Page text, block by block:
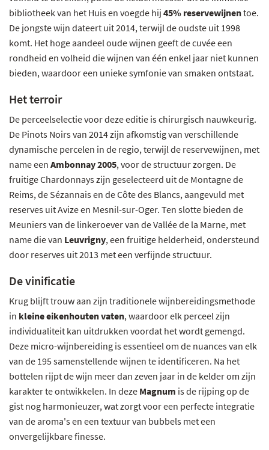
bibliotheek van het Huis en voegde hij 45% reservewijnentoe.
De jongste wijn dateert uit 2014, terwijl de oudste uit 1998
komt. Het hoge aandeel oude wijnen geeft de cuvée een
rondheid en volheid die wijnen van één enkel jaar niet kunnen
bieden, waardoor een unieke symfonie van smaken ontstaat.
Het terroir
De perceelselectie voor deze editie is chirurgisch nauwkeurig.
De Pinots Noirs van 2014 zijn afkomstig van verschillende
dynamische percelen in de regio, terwijl de reservewijnen, met
name een Ambonnay 2005, voor de structuur zorgen. De
fruitige Chardonnays zijn geselecteerd uit de Montagne de
Reims, de Sézannais en de Côte des Blancs, aangevuld met
reserves uit Avize en Mesnil-sur-Oger. Ten slotte bieden de
Meuniers van de linkeroever van de Vallée de la Marne, met
name die van Leuvrigny, een fruitige helderheid, ondersteund
door reserves uit 2013 met een verfijnde structuur.
De vinificatie
Krug blijft trouw aan zijn traditionele wijnbereidingsmethode
in kleine eikenhouten vaten, waardoor elk perceel zijn
individualiteit kan uitdrukken voordat het wordt gemengd.
Deze micro-wijnbereiding is essentieel om de nuances van elk
van de 195 samenstellende wijnen te identificeren. Na het
bottelen rijpt de wijn meer dan zeven jaar in de kelder om zijn
karakter te ontwikkelen. In deze Magnum is de rijping op de
gist nog harmonieuzer, wat zorgt voor een perfecte integratie
van de aroma's en een textuur van bubbels met een
onvergelijkbare finesse.